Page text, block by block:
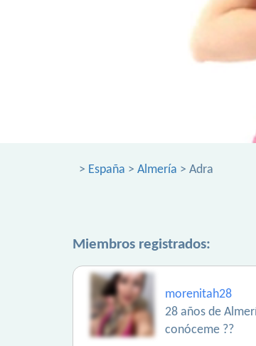
> España > Almería > Adra
Miembros registrados:
morenitah28
28 años de
conóceme ??